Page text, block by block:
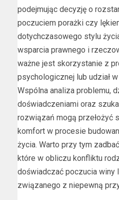
podejmując decyzję o
poczuciem porażki czy
dotychczasowego stylu
wsparcia prawnego i
ważne jest skorzystanie z
psychologicznej lub udział
Wspólna analiza problemu,
doświadczeniami oraz
rozwiązań mogą przełożyć
komfort w procesie
życia. Warto przy tym
które w obliczu konfliktu
doświadczać poczucia winy
związanego z niepewną